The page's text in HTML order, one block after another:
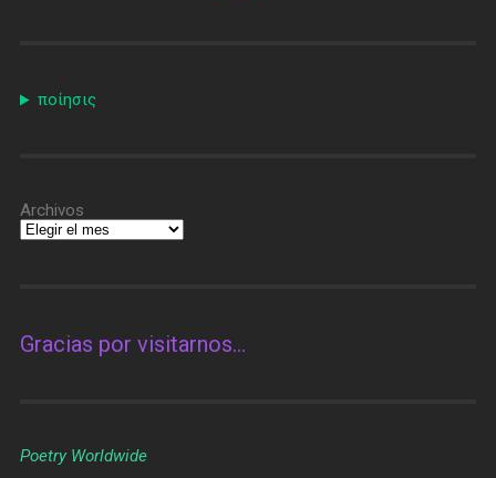
ποίησις
Archivos
Gracias por visitarnos…
Poetry Worldwide